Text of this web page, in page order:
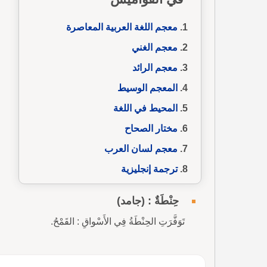
معجم اللغة العربية المعاصرة
معجم الغني
معجم الرائد
المعجم الوسيط
المحيط في اللغة
مختار الصحاح
معجم لسان العرب
ترجمة إنجليزية
حِنْطَةٌ : (جامد)
تَوَفَّرَتِ الحِنْطَةُ فِي الأَسْواقِ : القَمْحُ.